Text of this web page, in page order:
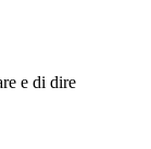
e di dire